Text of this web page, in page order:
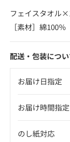
フェイスタオル
［素材］綿100％
配送・包装につ
お届け日指定
お届け時間指定
のし紙対応